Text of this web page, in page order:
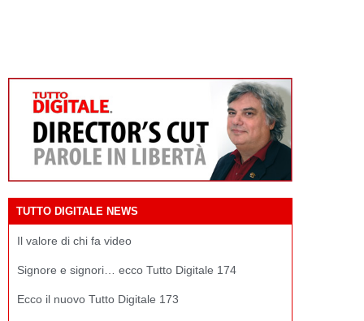
TUTTO DIGITALE NEWS
Il valore di chi fa video
Signore e signori… ecco Tutto Digitale 174
Ecco il nuovo Tutto Digitale 173